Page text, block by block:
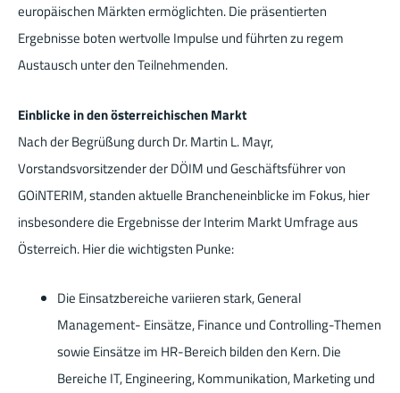
europäischen Märkten ermöglichten. Die präsentierten
Ergebnisse boten wertvolle Impulse und führten zu regem
Austausch unter den Teilnehmenden.
Einblicke in den österreichischen Markt
Nach der Begrüßung durch Dr. Martin L. Mayr,
Vorstandsvorsitzender der DÖIM und Geschäftsführer von
GOiNTERIM, standen aktuelle Brancheneinblicke im Fokus, hier
insbesondere die Ergebnisse der Interim Markt Umfrage aus
Österreich. Hier die wichtigsten Punke:
Die Einsatzbereiche variieren stark, General
Management- Einsätze, Finance und Controlling-Themen
sowie Einsätze im HR-Bereich bilden den Kern. Die
Bereiche IT, Engineering, Kommunikation, Marketing und